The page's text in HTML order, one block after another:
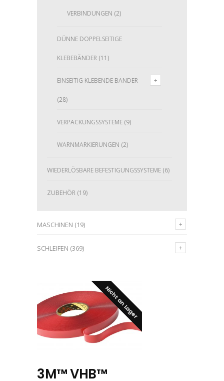
VERBINDUNGEN (2)
DÜNNE DOPPELSEITIGE
KLEBEBÄNDER (11)
EINSEITIG KLEBENDE BÄNDER
(28)
VERPACKUNGSSYSTEME (9)
WARNMARKIERUNGEN (2)
WIEDERLÖSBARE BEFESTIGUNGSSYSTEME (6)
ZUBEHÖR (19)
MASCHINEN (19)
SCHLEIFEN (369)
Nicht an Lager
3M™ VHB™